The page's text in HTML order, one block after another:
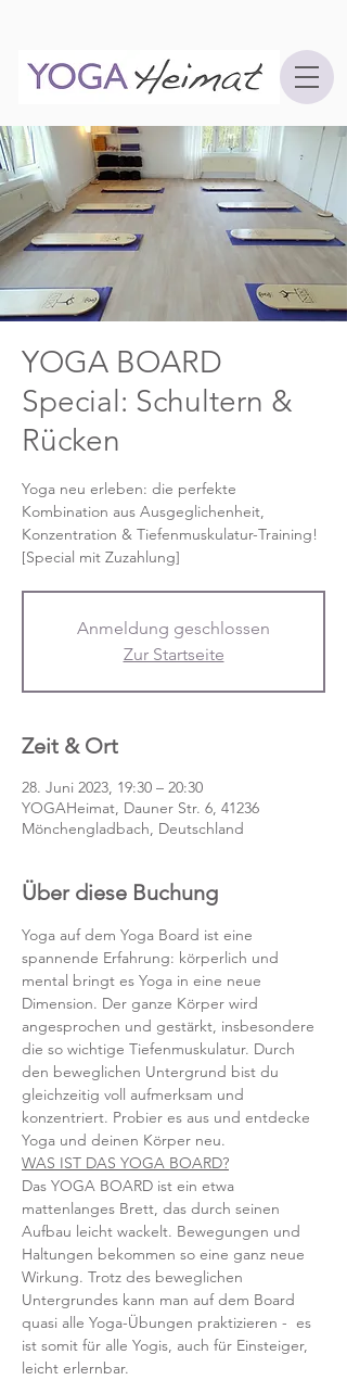
YOGA BOARD
Special: Schultern &
Rücken
Yoga neu erleben: die perfekte
Kombination aus Ausgeglichenheit,
Konzentration & Tiefenmuskulatur-Training!
[Special mit Zuzahlung]
Anmeldung geschlossen
Zur Startseite
Zeit & Ort
28. Juni 2023, 19:30 – 20:30
YOGAHeimat, Dauner Str. 6, 41236
Mönchengladbach, Deutschland
Über diese Buchung
Yoga auf dem Yoga Board ist eine
spannende Erfahrung: körperlich und
mental bringt es Yoga in eine neue
Dimension. Der ganze Körper wird
angesprochen und gestärkt, insbesondere
die so wichtige Tiefenmuskulatur. Durch
den beweglichen Untergrund bist du
gleichzeitig voll aufmerksam und
konzentriert. Probier es aus und entdecke
Yoga und deinen Körper neu.
WAS IST DAS YOGA BOARD?
Das YOGA BOARD ist ein etwa
mattenlanges Brett, das durch seinen
Aufbau leicht wackelt. Bewegungen und
Haltungen bekommen so eine ganz neue
Wirkung. Trotz des beweglichen
Untergrundes kann man auf dem Board
quasi alle Yoga-Übungen praktizieren -  es
ist somit für alle Yogis, auch für Einsteiger,
leicht erlernbar.